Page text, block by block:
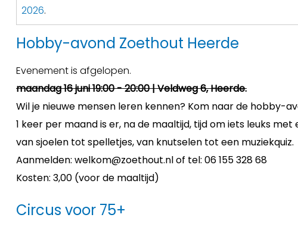
2026.
Hobby-avond Zoethout Heerde
Evenement is afgelopen.
maandag 16 juni 19:00 - 20:00 | Veldweg 6, Heerde.
Wil je nieuwe mensen leren kennen? Kom naar de hobby-
1 keer per maand is er, na de maaltijd, tijd om iets leuks
van sjoelen tot spelletjes, van knutselen tot een muziekquiz.
Aanmelden: welkom@zoethout.nl of tel: 06 155 328 68
Kosten: 3,00 (voor de maaltijd)
Circus voor 75+